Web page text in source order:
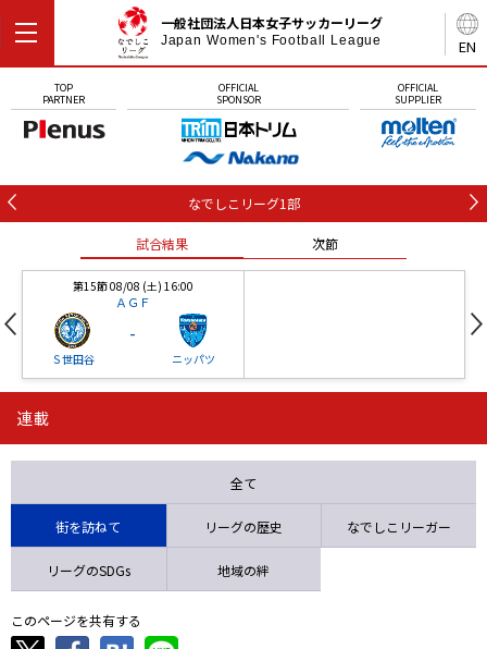
EN
一般社団法人日本女子サッカーリーグ
Japan Women's Football League
TOP
PARTNER
OFFICIAL
SPONSOR
OFFICIAL
SUPPLIER
なでしこリーグ1部
試合結果 次節
第15節 08/08 (土) 16:00
ＡＧＦ
Ｓ世田谷
-
ニッパツ
ニッパツ
ニッパツ
石人の星
連載
全て
街を訪ねて リーグの歴史 なでしこリーガー
リーグのSDGs 地域の絆
このページを共有する